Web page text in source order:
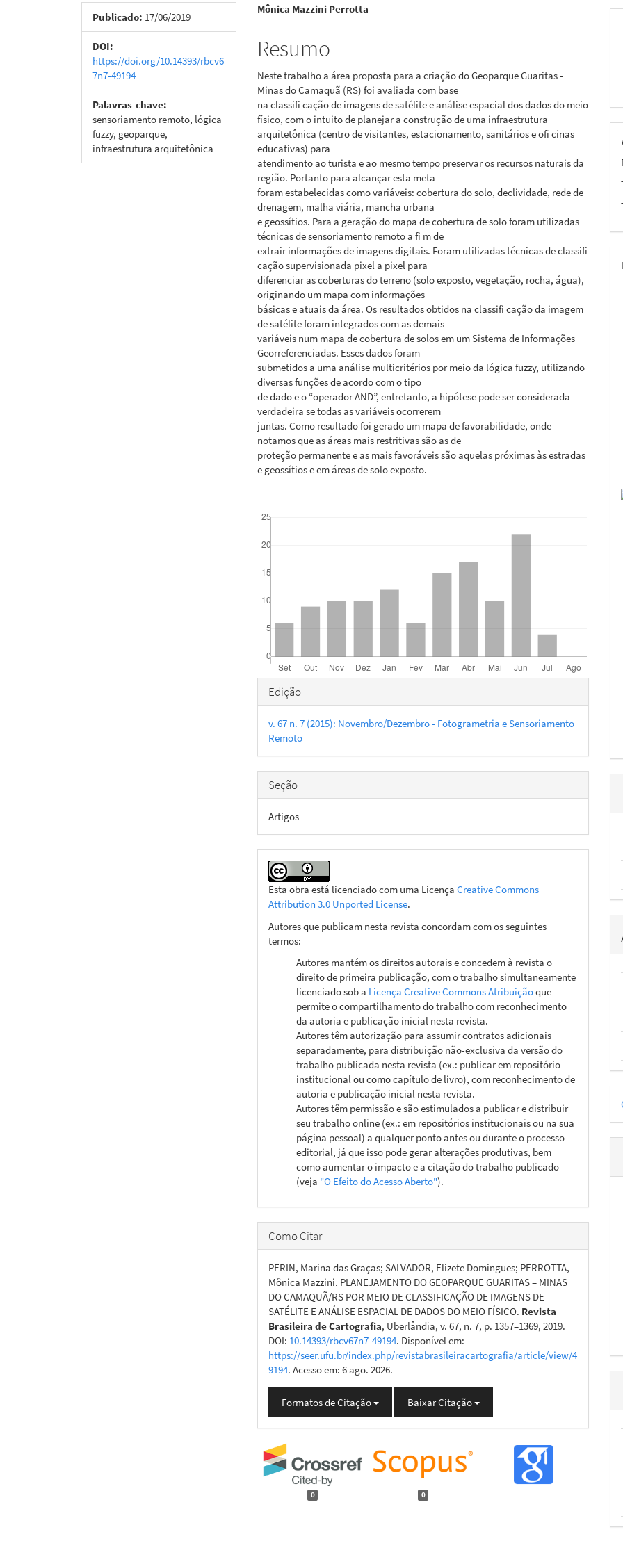
de
artigos
Publicado: 17/06/2019
DOI:
https://doi.org/10.14393/rbcv6
7n7-49194
Palavras-chave:
sensoriamento remoto, lógica
fuzzy, geoparque,
infraestrutura arquitetônica
artigo
principal
Mônica Mazzini Perrotta
Resumo
Neste trabalho a área proposta para a criação do Geoparque Guaritas -
Minas do Camaquã (RS) foi avaliada com base
na classifi cação de imagens de satélite e análise espacial dos dados do meio
físico, com o intuito de planejar a construção de uma infraestrutura
arquitetônica (centro de visitantes, estacionamento, sanitários e ofi cinas
educativas) para
atendimento ao turista e ao mesmo tempo preservar os recursos naturais da
região. Portanto para alcançar esta meta
foram estabelecidas como variáveis: cobertura do solo, declividade, rede de
drenagem, malha viária, mancha urbana
e geossítios. Para a geração do mapa de cobertura de solo foram utilizadas
técnicas de sensoriamento remoto a fi m de
extrair informações de imagens digitais. Foram utilizadas técnicas de classifi
cação supervisionada pixel a pixel para
diferenciar as coberturas do terreno (solo exposto, vegetação, rocha, água),
originando um mapa com informações
básicas e atuais da área. Os resultados obtidos na classifi cação da imagem
de satélite foram integrados com as demais
variáveis num mapa de cobertura de solos em um Sistema de Informações
Georreferenciadas. Esses dados foram
submetidos a uma análise multicritérios por meio da lógica fuzzy, utilizando
diversas funções de acordo com o tipo
de dado e o “operador AND”, entretanto, a hipótese pode ser considerada
verdadeira se todas as variáveis ocorrerem
juntas. Como resultado foi gerado um mapa de favorabilidade, onde
notamos que as áreas mais restritivas são as de
proteção permanente e as mais favoráveis são aquelas próximas às estradas
e geossítios e em áreas de solo exposto.
Detalhes
do
artigo
Edição
v. 67 n. 7 (2015): Novembro/Dezembro - Fotogrametria e Sensoriamento
Remoto
Seção
Artigos
Esta obra está licenciado com uma LicençaCreative Commons
Attribution 3.0 Unported License.
Autores que publicam nesta revista concordam com os seguintes
termos:
Autores mantém os direitos autorais e concedem à revista o
direito de primeira publicação, com o trabalho simultaneamente
licenciado sob a Licença Creative Commons Atribuiçãoque
permite o compartilhamento do trabalho com reconhecimento
da autoria e publicação inicial nesta revista.
Autores têm autorização para assumir contratos adicionais
separadamente, para distribuição não-exclusiva da versão do
trabalho publicada nesta revista (ex.: publicar em repositório
institucional ou como capítulo de livro), com reconhecimento de
autoria e publicação inicial nesta revista.
Autores têm permissão e são estimulados a publicar e distribuir
seu trabalho online (ex.: em repositórios institucionais ou na sua
página pessoal) a qualquer ponto antes ou durante o processo
editorial, já que isso pode gerar alterações produtivas, bem
como aumentar o impacto e a citação do trabalho publicado
(veja "O Efeito do Acesso Aberto").
Como Citar
PERIN, Marina das Graças; SALVADOR, Elizete Domingues; PERROTTA,
Mônica Mazzini. PLANEJAMENTO DO GEOPARQUE GUARITAS – MINAS
DO CAMAQUÃ/RS POR MEIO DE CLASSIFICAÇÃO DE IMAGENS DE
SATÉLITE E ANÁLISE ESPACIAL DE DADOS DO MEIO FÍSICO. Revista
Brasileira de Cartografia, Uberlândia, v. 67, n. 7, p. 1357–1369, 2019.
DOI: 10.14393/rbcv67n7-49194. Disponível em:
https://seer.ufu.br/index.php/revistabrasileiracartografia/article/view/4
9194. Acesso em: 6 ago. 2026.
Formatos de Citação Baixar Citação
0 0